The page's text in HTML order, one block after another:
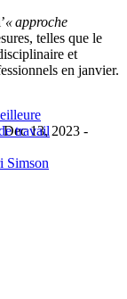
« approche
telles que le
et
en janvier.
travail
13, 2023 -
Simson